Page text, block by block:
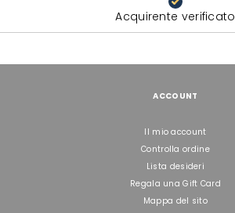
Acquirente verificato
ACCOUNT
Il mio account
Controlla ordine
Lista desideri
Regala una Gift Card
Mappa del sito